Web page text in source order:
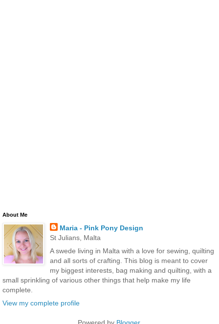
About Me
Maria - Pink Pony Design
St Julians, Malta
A swede living in Malta with a love for sewing, quilting
and all sorts of crafting. This blog is meant to cover
my biggest interests, bag making and quilting, with a
small sprinkling of various other things that help make my life
complete.
View my complete profile